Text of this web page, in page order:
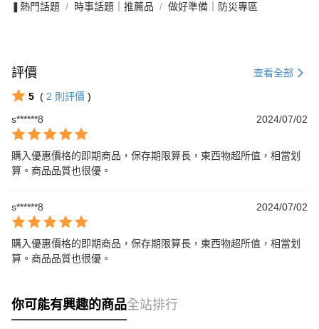
❚熱門話題 時事話題｜推薦品 做好準備｜防災專區
評價 查看全部
5 ( 2 則評價 )
s******8
2024/07/02
購入優惠價格的即期商品，保存期限算長，東西物超所值，相當划
算。商品品質也很優。
s******8 2024/07/02
購入優惠價格的即期商品，保存期限算長，東西物超所值，相當划
算。商品品質也很優。
你可能有興趣的商品全站排行